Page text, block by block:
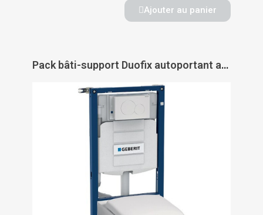
Ajouter au panier
Pack bâti-support Duofix autoportant avec plaque Sigma - GEBERIT